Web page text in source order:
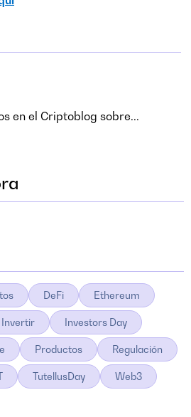
en el Criptoblog sobre...
DeFi Ethereum
Invertir Investors Day
Productos Regulación
TutellusDay Web3